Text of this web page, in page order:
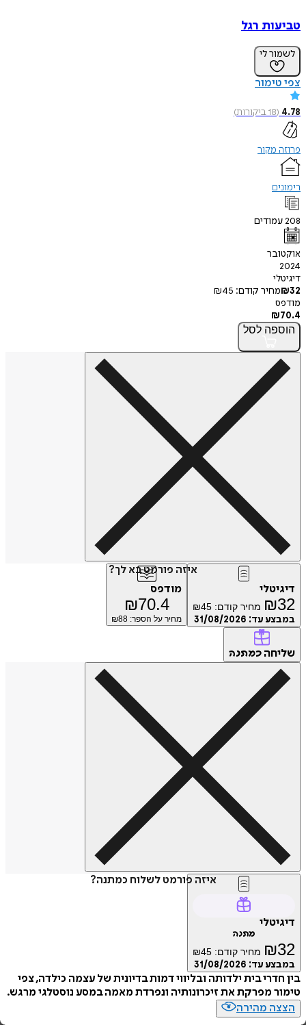
טביעות רגל
לשמור לי
צפי טימור
4.78
(
18ביקורות)
פרוזה מקור
רימונים
208עמודים
אוקטובר
2024
דיגיטלי
₪32 מחיר קודם: ₪45
מודפס
₪70.4
הוספה לסל
איזה פורמט בא לך?
דיגיטלי
₪32 מחיר קודם: ₪45
במבצע עד: 31/08/2026
מודפס
₪70.4
מחיר על הספר: ₪ 88
שליחה כמתנה
איזה פורמט לשלוח כמתנה?
דיגיטלי
מתנה
₪32 מחיר קודם: ₪45
במבצע עד: 31/08/2026
בין חדרי בית ילדותה ובליווי דמות בדיונית של עצמה כילדה, צפי
טימור מפרקת את זיכרונותיה ונפרדת מאמה במסע נוסטלגי מרגש.
הצצה מהירה